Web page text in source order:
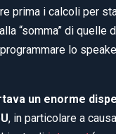
prima i calcoli per
“somma” di quelle
lo
un enorme
, in particolare a